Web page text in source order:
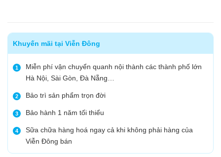
Khuyến mãi tại Viễn Đông
1
Miễn phí vận chuyển quanh nội thành các thành phố lớn
Hà Nội, Sài Gòn, Đà Nẵng…
2 Bảo trì sản phẩm trọn đời
3 Bảo hành 1 năm tối thiểu
4
Sữa chữa hàng hoá ngay cả khi không phải hàng của
Viễn Đông bán